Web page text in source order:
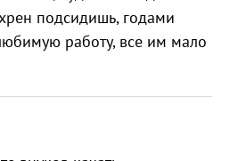
подсидишь, годами
работу, все им мало